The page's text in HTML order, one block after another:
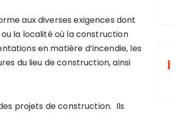
aux diverses exigences dont
la localité où la construction
en matière d’incendie, les
du lieu de construction, ainsi
projets de construction. Ils